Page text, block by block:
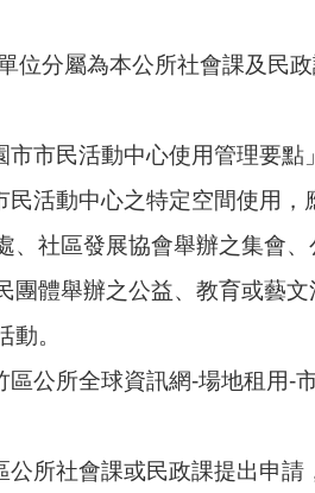
位分屬為本公所社會課及民政
市民活動中心使用管理要點
活動中心之特定空間使用
、社區發展協會舉辦之集會
體舉辦之公益、教育或藝文
。
公所全球資訊網-場地租用-
公所社會課或民政課提出申